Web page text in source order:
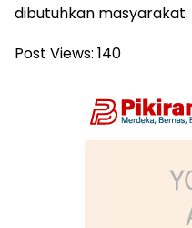
dibutuhkan masyarakat.
Post Views: 140